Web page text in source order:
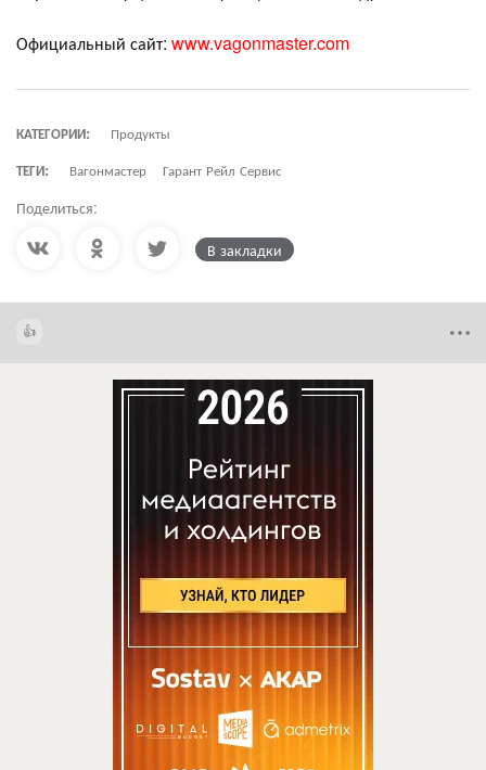
Официальный сайт: www.vagonmaster.com
КАТЕГОРИИ:
Продукты
ТЕГИ:
Вагонмастер Гарант Рейл Сервис
Поделиться:
В закладки